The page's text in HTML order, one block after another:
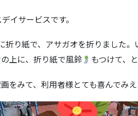
イサービスです。
折り紙で、アサガオを折りました。
上に、折り紙で風鈴
もつけて、
をみて、利用者様とても喜んでみ